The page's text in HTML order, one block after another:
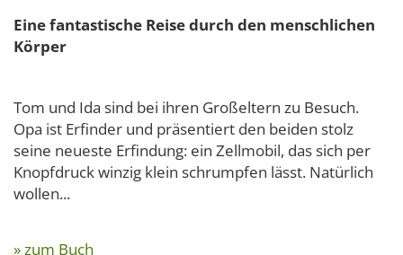
Eine fantastische Reise durch den menschlichen
Körper
Tom und Ida sind bei ihren Großeltern zu Besuch.
Opa ist Erfinder und präsentiert den beiden stolz
seine neueste Erfindung: ein Zellmobil, das sich per
Knopfdruck winzig klein schrumpfen lässt. Natürlich
wollen...
» zum Buch